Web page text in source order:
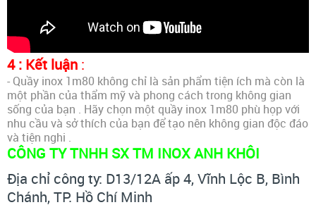
4 : Kết luận :
- Quầy inox 1m80 không chỉ là sản phẩm tiện ích mà còn là
một phần của thẩm mỹ và phong cách trong không gian
sống của bạn . Hãy chọn một quầy inox 1m80 phù họp với
nhu cầu và sở thích của bạn để tạo nên không gian độc đáo
và tiện nghi .
CÔNG TY TNHH SX TM INOX ANH KHÔI
Địa chỉ công ty: D13/12A ấp 4, Vĩnh Lộc B, Bình
Chánh, TP. Hồ Chí Minh